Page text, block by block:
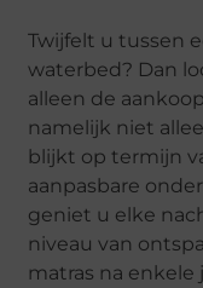
Twijfelt u tussen
waterbed? Dan
alleen de
namelijk niet
blijkt op termijn
aanpasbare
geniet u elke
niveau van
matras na